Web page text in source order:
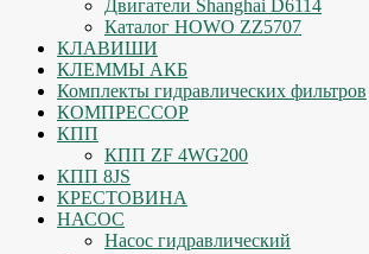
Двигатели Shanghai D6114
Каталог HOWO ZZ5707
КЛАВИШИ
КЛЕММЫ АКБ
Комплекты гидравлических фильтров
КОМПРЕССОР
КПП
КПП ZF 4WG200
КПП 8JS
КРЕСТОВИНА
НАСОС
Насос гидравлический